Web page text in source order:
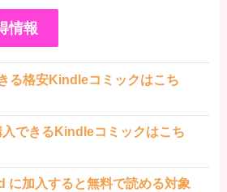
情報
る格安Kindleコミックはこち
できるKindleコミックはこち
に加入すると無料で読める対象